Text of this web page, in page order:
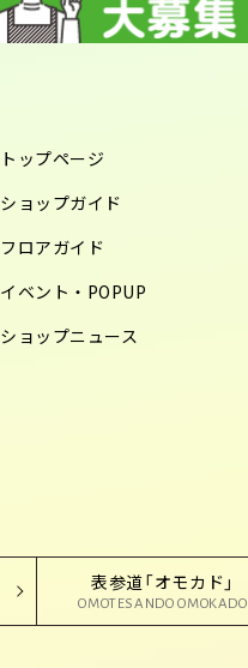
トップページ
ショップガイド
フロアガイド
イベント・POPUP
ショップニュース
表参道「オモカド」
OMOTESANDO OMOKADO